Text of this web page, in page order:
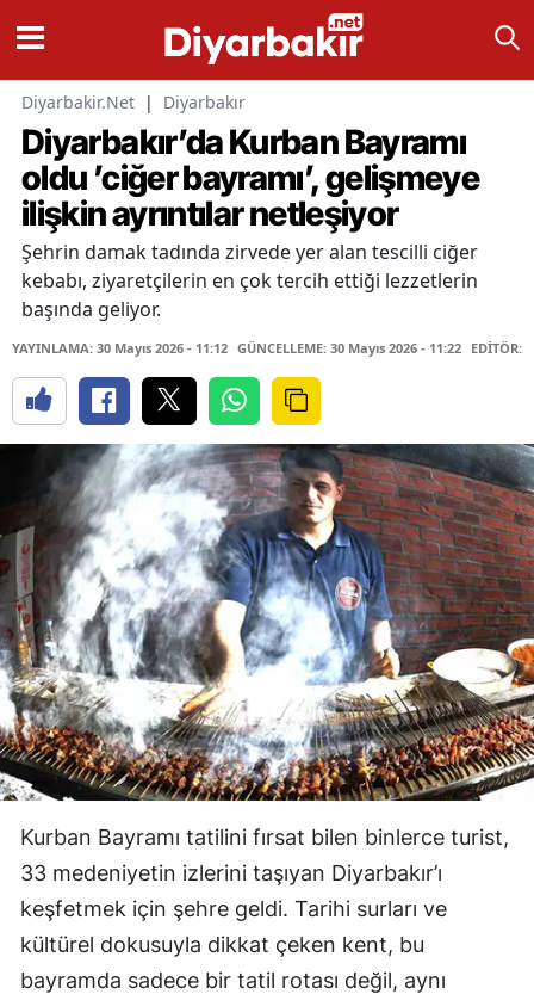
Diyarbakir.Net | Diyarbakır
Diyarbakır’da Kurban Bayramı
oldu ’ciğer bayramı’, gelişmeye
ilişkin ayrıntılar netleşiyor
Şehrin damak tadında zirvede yer alan tescilli ciğer
kebabı, ziyaretçilerin en çok tercih ettiği lezzetlerin
başında geliyor.
YAYINLAMA: 30 Mayıs 2026 - 11:12 GÜNCELLEME: 30 Mayıs 2026 - 11:22 EDİTÖR:
Kurban Bayramı tatilini fırsat bilen binlerce turist,
33 medeniyetin izlerini taşıyan Diyarbakır’ı
keşfetmek için şehre geldi. Tarihi surları ve
kültürel dokusuyla dikkat çeken kent, bu
bayramda sadece bir tatil rotası değil, aynı